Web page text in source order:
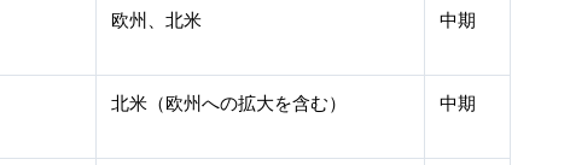
欧州、北米 中期
北米（欧州への拡大を含む） 中期